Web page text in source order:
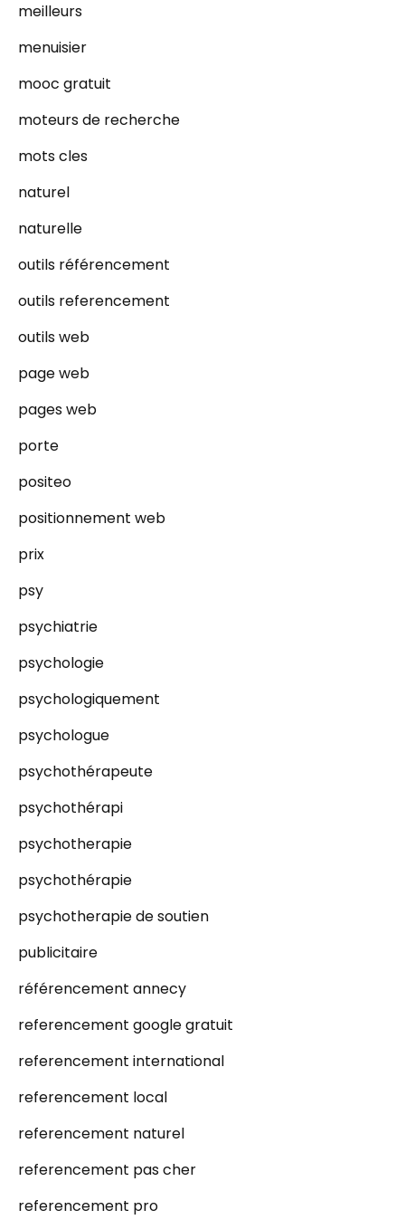
meilleurs
menuisier
mooc gratuit
moteurs de recherche
mots cles
naturel
naturelle
outils référencement
outils referencement
outils web
page web
pages web
porte
positeo
positionnement web
prix
psy
psychiatrie
psychologie
psychologiquement
psychologue
psychothérapeute
psychothérapi
psychotherapie
psychothérapie
psychotherapie de soutien
publicitaire
référencement annecy
referencement google gratuit
referencement international
referencement local
referencement naturel
referencement pas cher
referencement pro